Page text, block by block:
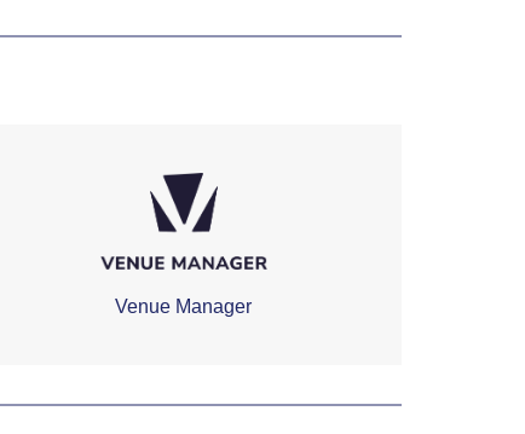
Venue Manager